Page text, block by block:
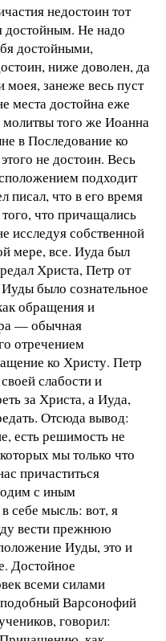
недостоин тот
достойным. Не надо
достойными,
ниже доволен, да
занеже весь пуст
места достойна еже
того же Иоанна
в Последование ко
не достоин. Весь
подходит
писал, что в его время
что причащались
исследуя собственной
мере, все. Иуда был
Христа, Петр от
было сознательное
обращения и
— обычная
отречением
ко Христу. Петр
слабости и
за Христа, а Иуда,
Отсюда вывод:
есть решимость не
мы только что
причаститься
с иным
себе мысль: вот, я
вести прежнюю
Иуды, это и
Достойное
всеми силами
Варсонофий
говорил: